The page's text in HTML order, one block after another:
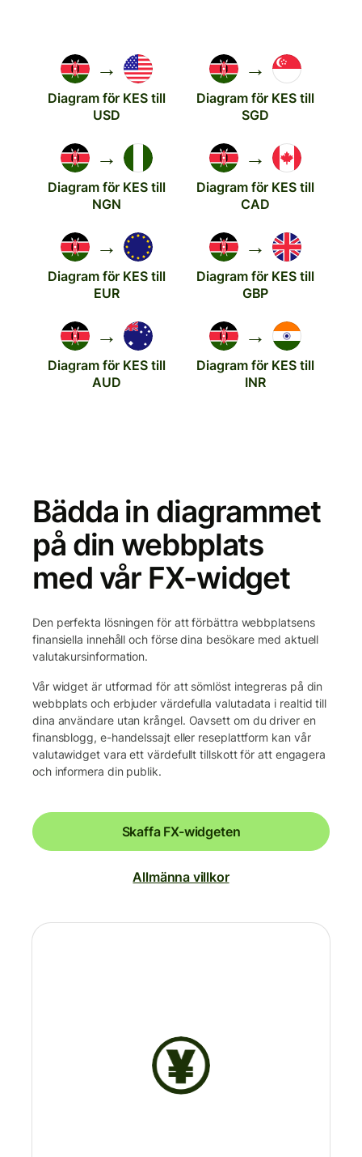
→
Diagram för KES till
USD
→
Diagram för KES till
SGD
→
Diagram för KES till
NGN
→
Diagram för KES till
CAD
→
Diagram för KES till
EUR
→
Diagram för KES till
GBP
→
Diagram för KES till
AUD
→
Diagram för KES till
INR
Bädda in diagrammet
på din webbplats
med vår FX-widget
Den perfekta lösningen för att förbättra webbplatsens
finansiella innehåll och förse dina besökare med aktuell
valutakursinformation.
Vår widget är utformad för att sömlöst integreras på din
webbplats och erbjuder värdefulla valutadata i realtid till
dina användare utan krångel. Oavsett om du driver en
finansblogg, e-handelssajt eller reseplattform kan vår
valutawidget vara ett värdefullt tillskott för att engagera
och informera din publik.
Skaffa FX-widgeten
Allmänna villkor